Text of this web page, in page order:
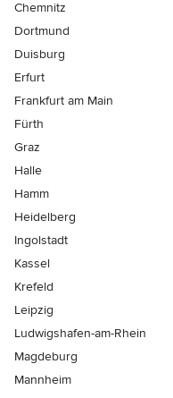
Chemnitz
Dortmund
Duisburg
Erfurt
Frankfurt am Main
Fürth
Graz
Halle
Hamm
Heidelberg
Ingolstadt
Kassel
Krefeld
Leipzig
Ludwigshafen-am-Rhein
Magdeburg
Mannheim